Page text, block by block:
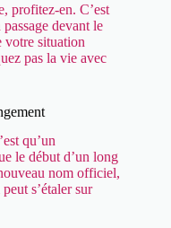
profitez-en. C’est
devant le
votre situation
pas la vie avec
qu’un
le début d’un long
nom officiel,
s’étaler sur